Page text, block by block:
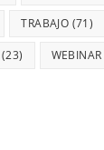
TRABAJO (71)
(23) WEBINAR